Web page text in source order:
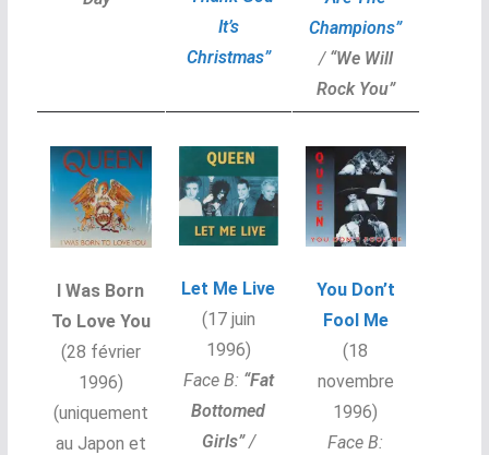
It’s
Christmas”
Champions”
/“We Will
Rock You”
I Was Born
To Love You
(28 février
1996)
(uniquement
au Japon et
Let Me Live
(17 juin
1996)
Face B: “Fat
Bottomed
Girls”/
You Don’t
Fool Me
(18
novembre
1996)
Face B: